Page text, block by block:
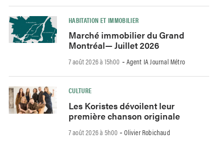
HABITATION ET IMMOBILIER
Marché immobilier du Grand
Montréal— Juillet 2026
7 août 2026 à 15h00 - Agent IA Journal Métro
CULTURE
Les Koristes dévoilent leur
première chanson originale
7 août 2026 à 5h00 -Olivier Robichaud